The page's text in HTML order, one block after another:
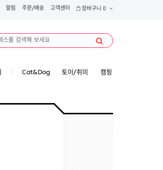
알림 주문/배송 고객센터 장바구니 0
Cat&Dog 토이/취미 캠핑